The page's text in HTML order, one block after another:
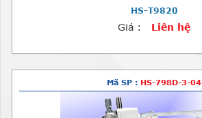
HS-T9820
Giá : Liên hệ
Mã SP : HS-798D-3-04